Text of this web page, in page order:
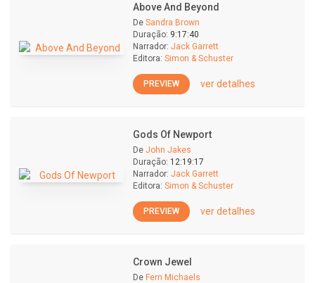
Above And Beyond
De Sandra Brown
Duração: 9:17:40
Narrador: Jack Garrett
Editora: Simon & Schuster
PREVIEW ver detalhes
Gods Of Newport
De John Jakes
Duração: 12:19:17
Narrador: Jack Garrett
Editora: Simon & Schuster
PREVIEW ver detalhes
Crown Jewel
De Fern Michaels